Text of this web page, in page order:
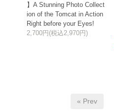
】A Stunning Photo Collect
ion of the Tomcat in Action
Right before your Eyes!
2,700円(税込2,970円)
« Prev